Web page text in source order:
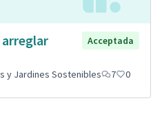
arreglar
Acceptada
y Jardines Sostenibles 7 0